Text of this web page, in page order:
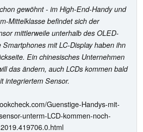
gewöhnt - im High-End-Handy und
Mittelklasse befindet sich der
mittlerweile unterhalb des OLED-
Smartphones mit LC-Display haben ihn
Ein chinesisches Unternehmen
das ändern, auch LCDs kommen bald
integriertem Sensor.
Guenstige-Handys-mit-
unterm-LCD-kommen-noch-
2019.419706.0.html